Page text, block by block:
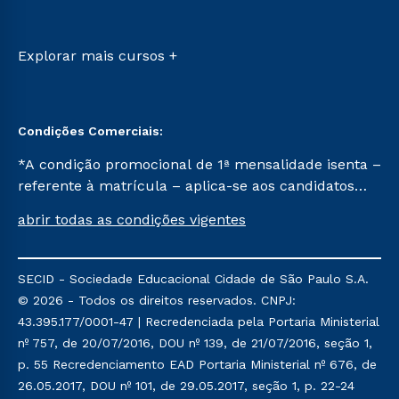
Vestibular Mérito
Vestibular Solidário
Canais de Atendimento
Explorar mais cursos +
Condições Comerciais:
*A condição promocional de 1ª mensalidade isenta –
referente à matrícula – aplica-se aos candidatos
na prova on-line ou agendada, que ofertam bolsas
semestre vigente, que ainda não tenham efetivado
e/ou não tenham cancelado ou trancado sua
matrícula em uma das Instituições da Cruzeiro do
Sul Educacional, no período de um ano. Tais
condições não se aplicam aos cursos de Medicina, e
também para matriculados via FIES, Prouni e
abrir todas as condições vigentes
SECID - Sociedade Educacional Cidade de São Paulo S.A.
© 2026 - Todos os direitos reservados. CNPJ:
43.395.177/0001-47 | Recredenciada pela Portaria Ministerial
nº 757, de 20/07/2016, DOU nº 139, de 21/07/2016, seção 1,
p. 55 Recredenciamento EAD Portaria Ministerial nº 676, de
26.05.2017, DOU nº 101, de 29.05.2017, seção 1, p. 22-24